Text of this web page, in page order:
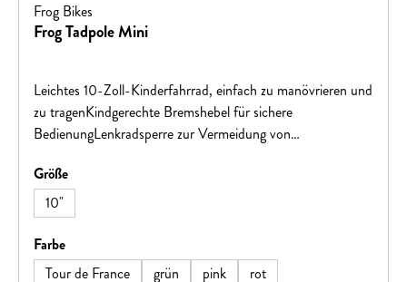
Frog Bikes
Frog Tadpole Mini
Leichtes 10-Zoll-Kinderfahrrad, einfach zu manövrieren und
zu tragenKindgerechte Bremshebel für sichere
BedienungLenkradsperre zur Vermeidung von
Fußverletzungen5 Jahre Garantie auf Rahmen und
GabelMit KlingelFür 18 Monate bis 2 Jahre
(Innenbeinlänge: 23-31 cm)
Größeauswählen
10"
Farbeauswählen
Tour de France
grün pink rot